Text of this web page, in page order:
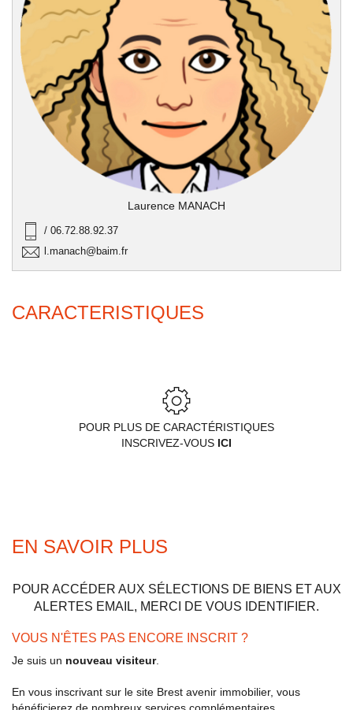
Laurence MANACH
/ 06.72.88.92.37
l.manach@baim.fr
CARACTERISTIQUES
POUR PLUS DE CARACTÉRISTIQUES
INSCRIVEZ-VOUS ICI
EN SAVOIR PLUS
POUR ACCÉDER AUX SÉLECTIONS DE BIENS ET AUX
ALERTES EMAIL, MERCI DE VOUS IDENTIFIER.
VOUS N'ÊTES PAS ENCORE INSCRIT ?
Je suis un nouveau visiteur.
En vous inscrivant sur le site Brest avenir immobilier, vous
bénéficierez de nombreux services complémentaires.